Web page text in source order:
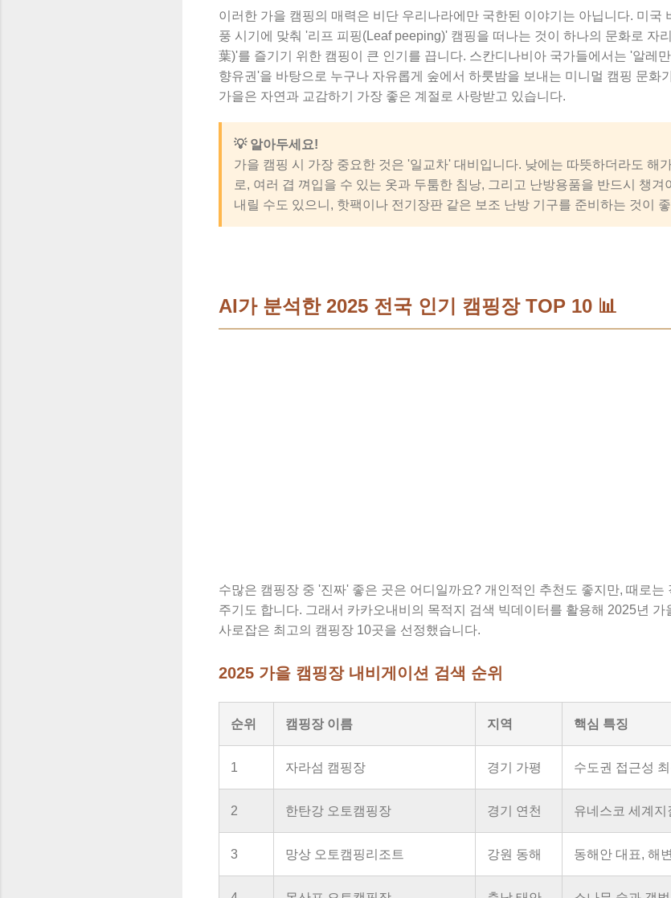
이러한 가을 캠핑의 매력은 비단 우리나라에만 국한된 이야기는 아닙니다. 미국
풍 시기에 맞춰 '리프 피핑(Leaf peeping)' 캠핑을 떠나는 것이 하나의 문화로 자
葉)'를 즐기기 위한 캠핑이 큰 인기를 끕니다. 스칸디나비아 국가들에서는 '알레
향유권'을 바탕으로 누구나 자유롭게 숲에서 하룻밤을 보내는 미니멀 캠핑 문화
가을은 자연과 교감하기 가장 좋은 계절로 사랑받고 있습니다.
💡 알아두세요!
가을 캠핑 시 가장 중요한 것은 '일교차' 대비입니다. 낮에는 따뜻하더라도 해
로, 여러 겹 껴입을 수 있는 옷과 두툼한 침낭, 그리고 난방용품을 반드시 챙
내릴 수도 있으니, 핫팩이나 전기장판 같은 보조 난방 기구를 준비하는 것이
AI가 분석한 2025 전국 인기 캠핑장 TOP 10 📊
수많은 캠핑장 중 '진짜' 좋은 곳은 어디일까요? 개인적인 추천도 좋지만, 때로
주기도 합니다. 그래서 카카오내비의 목적지 검색 빅데이터를 활용해 2025년
사로잡은 최고의 캠핑장 10곳을 선정했습니다.
2025 가을 캠핑장 내비게이션 검색 순위
순위 캠핑장 이름 지역 핵심 특징
1 자라섬 캠핑장 경기 가평 수도권 접근성
2 한탄강 오토캠핑장 경기 연천 유네스코 세계
3 망상 오토캠핑리조트 강원 동해 동해안 대표, 해